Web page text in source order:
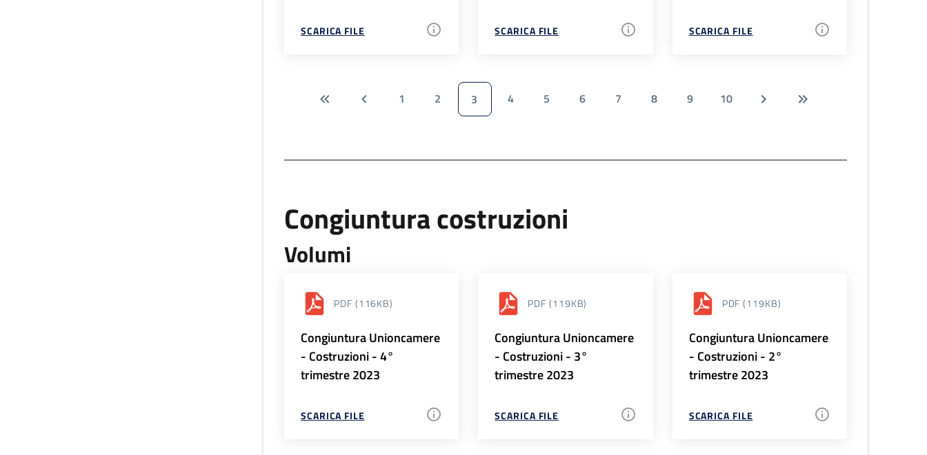
SCARICA FILE SCARICA FILE SCARICA FILE
1 2 3 4 5 6 7 8 9 10
Congiuntura costruzioni
Volumi
PDF (116KB)
Congiuntura Unioncamere
- Costruzioni - 4°
trimestre 2023
SCARICA FILE
PDF (119KB)
Congiuntura Unioncamere
- Costruzioni - 3°
trimestre 2023
SCARICA FILE
PDF (119KB)
Congiuntura Unioncamere
- Costruzioni - 2°
trimestre 2023
SCARICA FILE